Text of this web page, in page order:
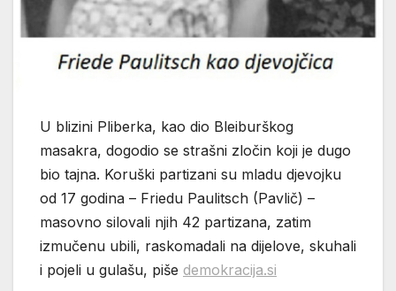
U blizini Pliberka, kao dio Bleiburškog
masakra, dogodio se strašni zločin koji je dugo
bio tajna. Koruški partizani su mladu djevojku
od 17 godina – Friedu Paulitsch (Pavlič) –
masovno silovali njih 42 partizana, zatim
izmučenu ubili, raskomadali na dijelove, skuhali
i pojeli u gulašu, piše demokracija.si